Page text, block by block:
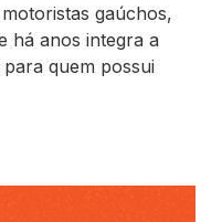
gaúchos,
há anos integra a
quem possui